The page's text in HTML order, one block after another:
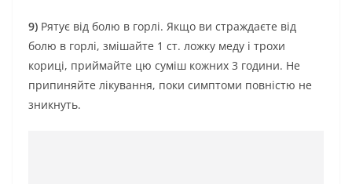
9) Рятує від болю в горлі. Якщо ви страждаєте від
болю в горлі, змішайте 1 ст. ложку меду і трохи
кориці, приймайте цю суміш кожних 3 години. Не
припиняйте лікування, поки симптоми повністю не
зникнуть.